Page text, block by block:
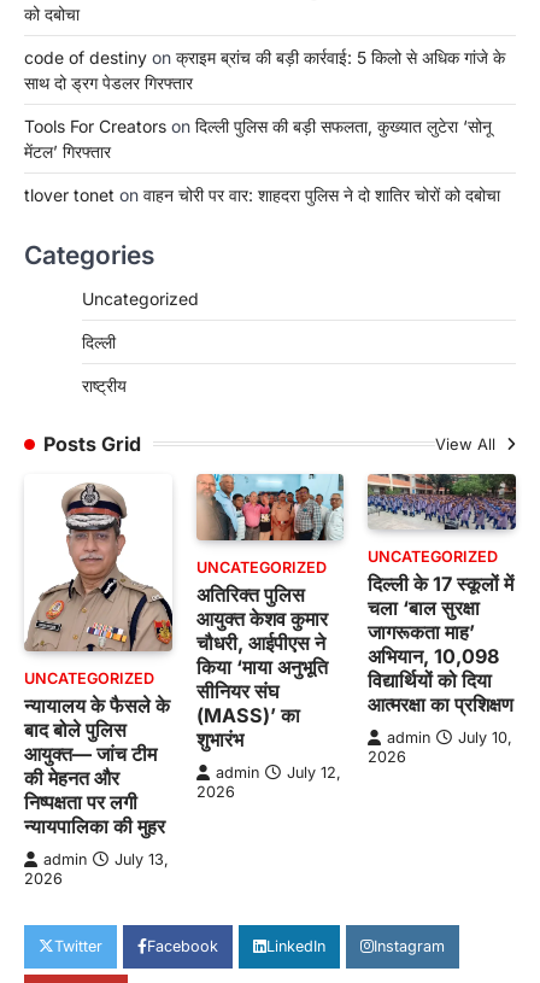
को दबोचा
code of destiny on क्राइम ब्रांच की बड़ी कार्रवाई: 5 किलो से अधिक गांजे के
साथ दो ड्रग पेडलर गिरफ्तार
Tools For Creators on दिल्ली पुलिस की बड़ी सफलता, कुख्यात लुटेरा ‘सोनू
मेंटल’ गिरफ्तार
tlover tonet on वाहन चोरी पर वार: शाहदरा पुलिस ने दो शातिर चोरों को दबोचा
Categories
Uncategorized
दिल्ली
राष्ट्रीय
Posts Grid View All
UNCATEGORIZED
न्यायालय के फैसले के
बाद बोले पुलिस
आयुक्त— जांच टीम
की मेहनत और
निष्पक्षता पर लगी
न्यायपालिका की मुहर
admin
July 13,
2026
UNCATEGORIZED
अतिरिक्त पुलिस
आयुक्त केशव कुमार
चौधरी, आईपीएस ने
किया ‘माया अनुभूति
सीनियर संघ
(MASS)’ का
शुभारंभ
admin
July 12,
2026
UNCATEGORIZED
दिल्ली के 17 स्कूलों में
चला ‘बाल सुरक्षा
जागरूकता माह’
अभियान, 10,098
विद्यार्थियों को दिया
आत्मरक्षा का प्रशिक्षण
admin
July 10,
2026
Twitter Facebook LinkedIn Instagram